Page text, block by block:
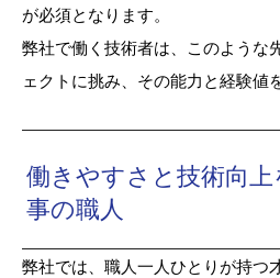
が必須となります。
弊社で働く技術者は、このような
ェクトに挑み、その能力と経験値
働きやすさと技術向
事の職人
弊社では、職人一人ひとりが持つ